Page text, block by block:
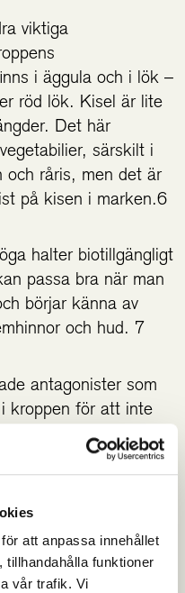
att anpassa innehållet
tillhandahålla funktioner
vår trafik. Vi
viktiga
i äggula och i lök –
röd lök. Kisel är lite
Det här
särskilt i
och råris, men det är
på kisen i marken.6
halter biotillgängligt
passa bra när man
börjar känna av
och hud. 7
antagonister som
kroppen för att inte
bland annat
proteiner som är
av kollagen.
som krävs för
ihop med elastin.
också som en